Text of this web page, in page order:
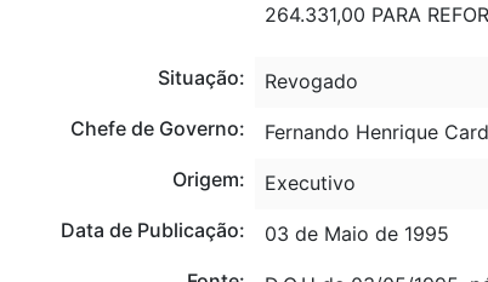
264.331,00 PARA
Situação:
Revogado
Chefe de Governo:
Fernando Henrique
Origem:
Executivo
Data de Publicação:
03 de Maio de 1995